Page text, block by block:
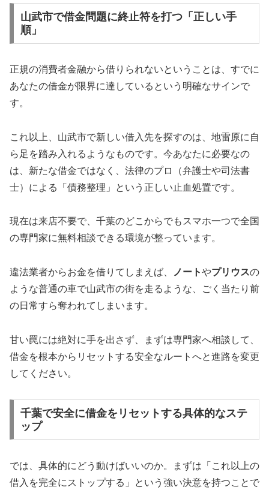
山武市で借金問題に終止符を打つ「正しい手
順」
正規の消費者金融から借りられないということは、すでに
あなたの借金が限界に達しているという明確なサインで
す。
これ以上、山武市で新しい借入先を探すのは、地雷原に自
ら足を踏み入れるようなものです。今あなたに必要なの
は、新たな借金ではなく、法律のプロ（弁護士や司法書
士）による「債務整理」という正しい止血処置です。
現在は来店不要で、千葉のどこからでもスマホ一つで全国
の専門家に無料相談できる環境が整っています。
違法業者からお金を借りてしまえば、 ノートやプリウスの
ような普通の車で山武市の街を走るような、ごく当たり前
の日常すら奪われてしまいます。
甘い罠には絶対に手を出さず、まずは専門家へ相談して、
借金を根本からリセットする安全なルートへと進路を変更
してください。
千葉で安全に借金をリセットする具体的なステ
ップ
では、具体的にどう動けばいいのか。まずは「これ以上の
借入を完全にストップする」という強い決意を持つことで